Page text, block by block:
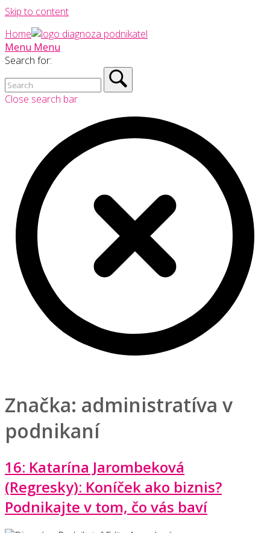
Skip to content
Home
Menu Menu
Search for:
Close search bar
Značka: administratíva v
podnikaní
16: Katarína Jarombeková
(Regresky): Koníček ako biznis?
Podnikajte v tom, čo vás baví